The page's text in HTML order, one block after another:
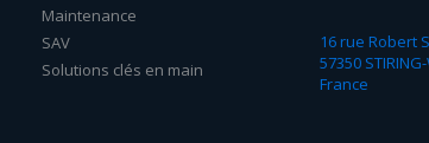
Maintenance
SAV
Solutions clés en main
16 rue Robert
57350
France